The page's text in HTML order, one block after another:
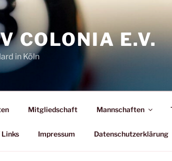
COLONIA E.V.
in Köln
Mitgliedschaft Mannschaften
Links Impressum Datenschutzerklärung